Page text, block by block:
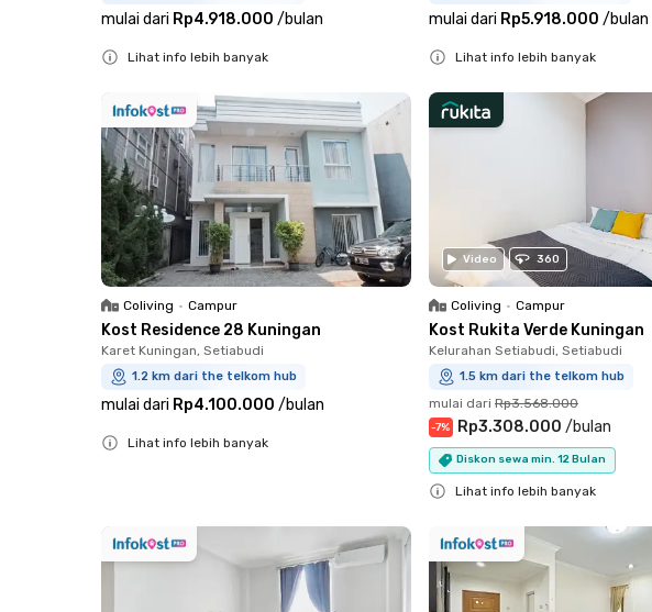
mulai dari Rp4.918.000 /bulan
Lihat info lebih banyak
mulai dari Rp5.918.000 /bulan
Lihat info lebih banyak
Coliving • Campur
Kost Residence 28 Kuningan
Karet Kuningan, Setiabudi
1.2 km dari the telkom hub
mulai dari Rp4.100.000 /bulan
Lihat info lebih banyak
Video 360
Coliving • Campur
Kost Rukita Verde Kuningan
Kelurahan Setiabudi, Setiabudi
1.5 km dari the telkom hub
mulai dari Rp3.568.000
-7% Rp3.308.000 /bulan
Diskon sewa min. 12 Bulan
Lihat info lebih banyak